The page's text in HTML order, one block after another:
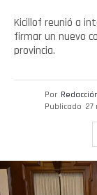
Kicillof reunió a
firmar un nuevo
provincia.
Por
Publicado 27